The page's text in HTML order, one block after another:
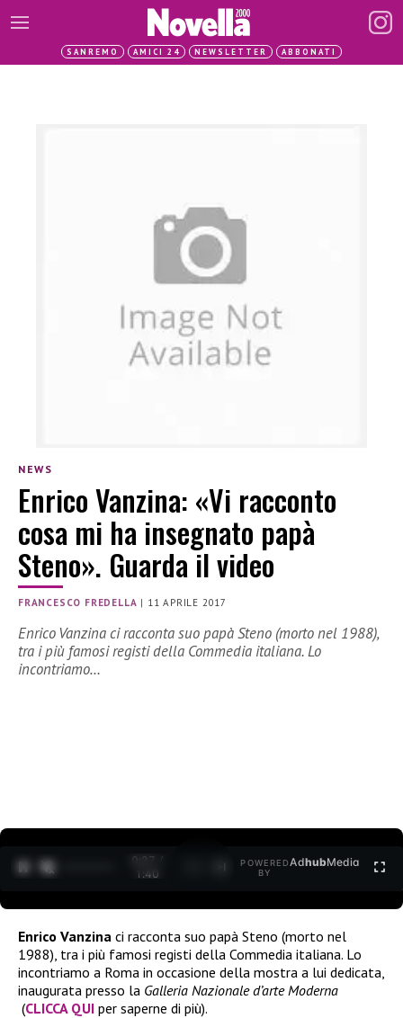
SANREMO AMICI 24 NEWSLETTER ABBONATI
NEWS
Enrico Vanzina: «Vi racconto
cosa mi ha insegnato papà
Steno». Guarda il video
FRANCESCO FREDELLA | 11 APRILE 2017
Enrico Vanzina ci racconta suo papà Steno (morto nel 1988),
tra i più famosi registi della Commedia italiana. Lo
incontriamo…
0:27 /
1:40
POWERED
BY
AdhubMedia
Enrico Vanzina ci racconta suo papà Steno (morto nel
1988), tra i più famosi registi della Commedia italiana. Lo
incontriamo a Roma in occasione della mostra a lui dedicata,
inaugurata presso la Galleria Nazionale d’arte Moderna
(CLICCA QUI per saperne di più).